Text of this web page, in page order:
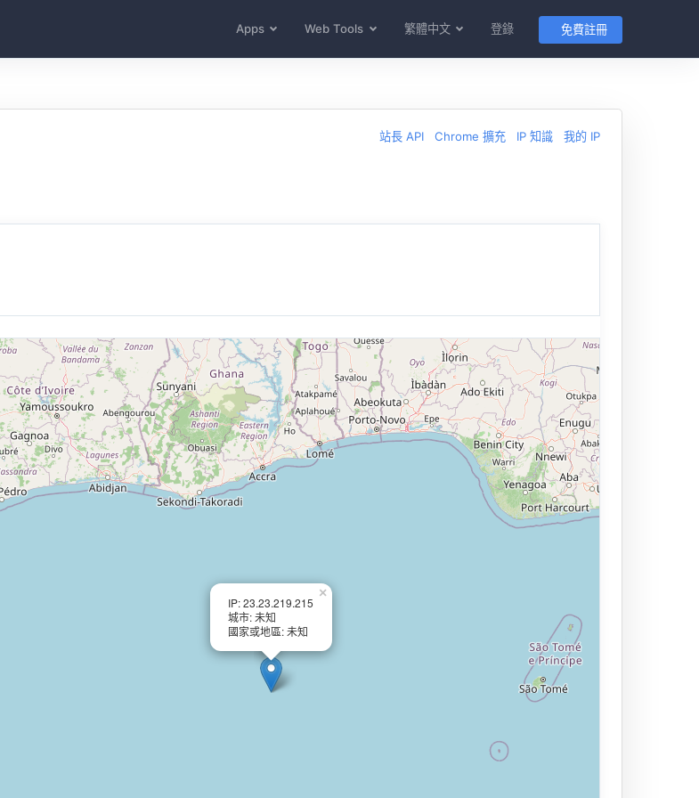
Apps Web Tools 繁體中文 登錄 免費註冊
站長 API Chrome 擴充 IP 知識 我的 IP
IP: 23.23.219.215
城市: 未知
國家或地區: 未知
×